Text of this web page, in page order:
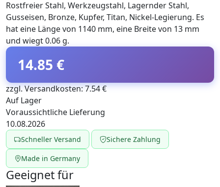
Rostfreier Stahl, Werkzeugstahl, Lagernder Stahl,
Gusseisen, Bronze, Kupfer, Titan, Nickel-Legierung. Es
hat eine Länge von 1140 mm, eine Breite von 13 mm
und wiegt 0.06 g.
14.85 €
zzgl. Versandkosten: 7.54 €
Auf Lager
Voraussichtliche Lieferung
10.08.2026
Schneller Versand Sichere Zahlung
Made in Germany
Geeignet für